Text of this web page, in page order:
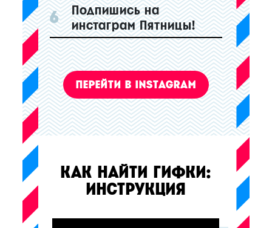
6
Подпишись на
инстаграм Пятницы!
ПЕРЕЙТИ В INSTAGRAM
КАК НАЙТИ ГИФКИ:
ИНСТРУКЦИЯ